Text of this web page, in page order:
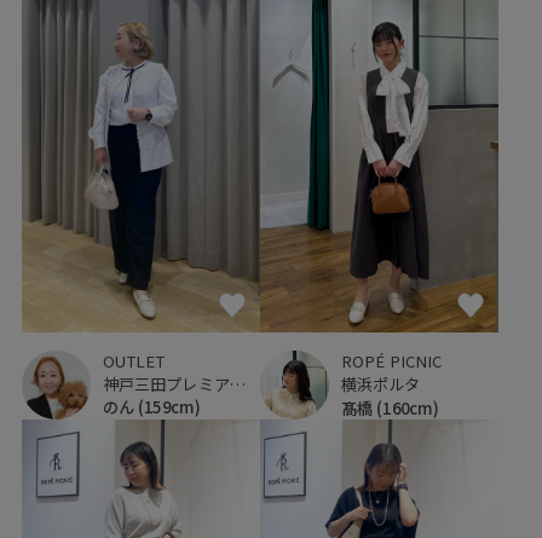
OUTLET
神戸三田プレミアム・アウトレット
のん (159cm)
ROPÉ PICNIC
横浜ポルタ
髙橋 (160cm)